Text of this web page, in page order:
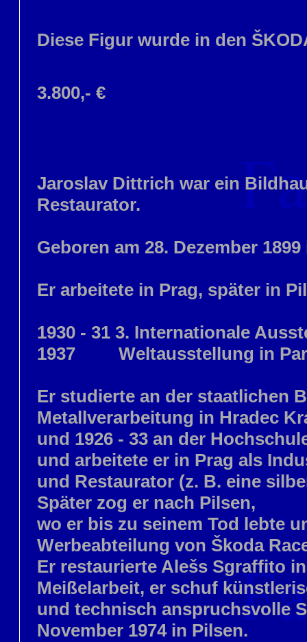
Diese Figur wurde in den
3.800,- €
Jaroslav Dittrich war ein
Restaurator.
Geboren am 28. Dezember
Er arbeitete in Prag, später in
1930 - 31 3. Internationale
1937 Weltausstellung in
Er studierte an der staatlichen
Metallverarbeitung in Hradec
und 1926 - 33 an der
und arbeitete er in Prag als
und Restaurator (z. B. eine
Später zog er nach Pilsen,
wo er bis zu seinem Tod lebte
Werbeabteilung von Škoda
Er restaurierte Alešs Sgraffito
Meißelarbeit, er schuf
und technisch anspruchsvolle
November 1974 in Pilsen.